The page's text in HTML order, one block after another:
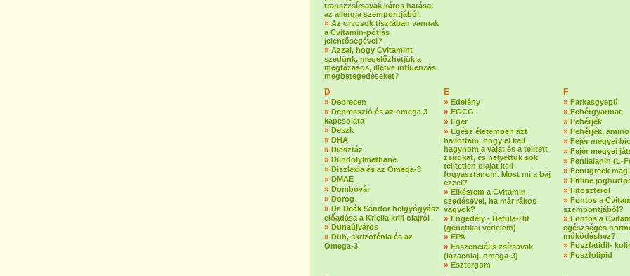
transzzsírsavak káros hatásai
az allergia szempontjából.
» Az orvosok tisztában vannak
a Cvitamin-pótlás
jelentőségével?
» Azzal, hogy Cvitamint
szedünk, megelőzhetjük a
megfázásos, illetve influenzás
megbetegedéseket?
D
» Debrecen
» Depresszió és az omega 3
kapcsolata
» Deszk
» DHA
» Diasztáz
» Diindolylmethane
» Diszlexia és az Omega-3
» DMAE
» Dombóvár
» Dorog
» Dr. Deák Sándor belgyógyász
előadása a Kriella krill olajról
» Dunaújváros
» Düh, skrizofénia és az
Omega-3
E
» Edelény
» EGCG
» Eger
» Egész életemben azt
hallottam, hogy el kell
hagynom a vajat és a telített
zsírokat, és helyettük sok
telítetlen olajat kell
fogyasztanom. Most mi a baj
ezzel?
» Elkéstem a Cvitamin
szedésével, ha már rákos
vagyok?
» Engedély - Betula-Hit
(genetikai védelem)
» EPA
» Esszenciális zsírsavak
(lazacolaj, omega-3)
» Esztergom
F
» Farkasgyepű
» Fehérgyarmat
» Fehérjék
» Fehérjék,
» Fejér megyei
» Fejér megyei
» Fenilalanin (L-
» Fenugreek mag
» Fitline
» Fitoszterol
» Fontos a
szempontjából?
» Fontos a
egészséges
működéshez?
» Foszfatidil-
» Foszfolipid